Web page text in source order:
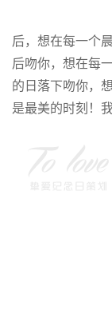
后，想在每一个
后吻你，想在每
的日落下吻你，
是最美的时刻！